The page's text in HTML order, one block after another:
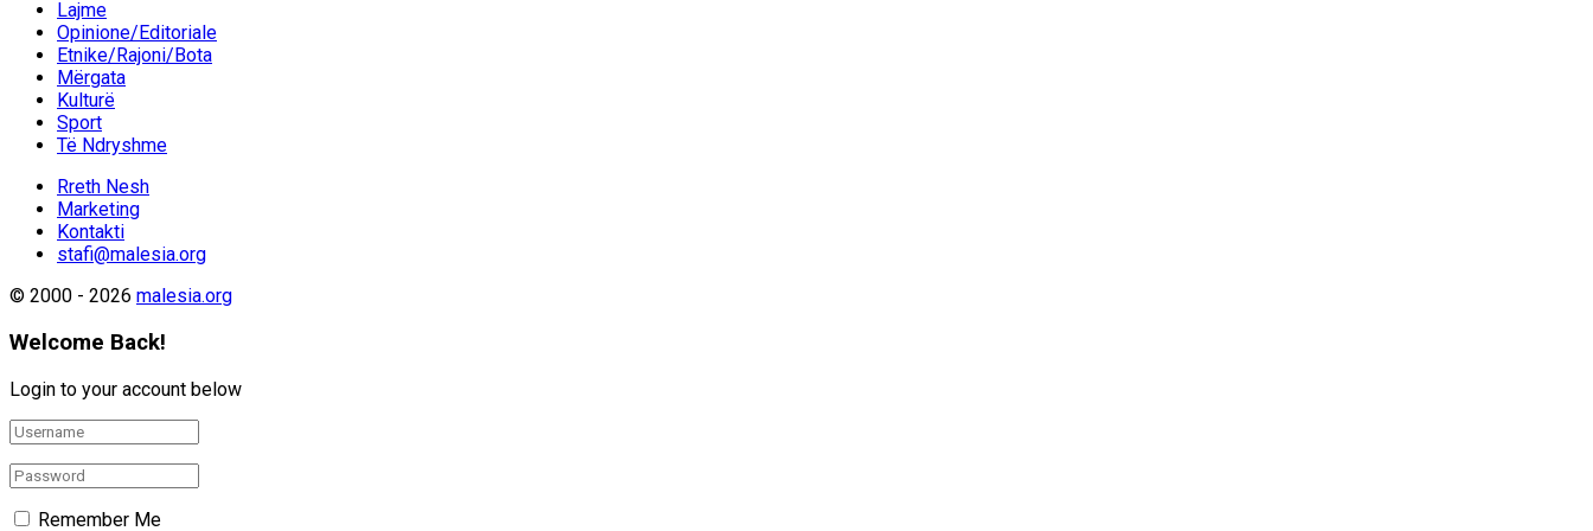
Lajme
Opinione/Editoriale
Etnike/Rajoni/Bota
Mërgata
Kulturë
Sport
Të Ndryshme
Rreth Nesh
Marketing
Kontakti
stafi@malesia.org
© 2000 - 2026 malesia.org
Welcome Back!
Login to your account below
Remember Me